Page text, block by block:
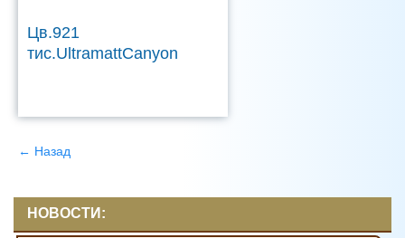
НОВОСТИ:
Цв.921
тис.UltramattCanyon
← Назад